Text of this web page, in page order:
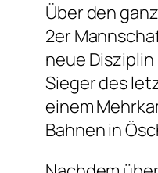
Über den
2er
neue
Sieger des
einem
Bahnen in